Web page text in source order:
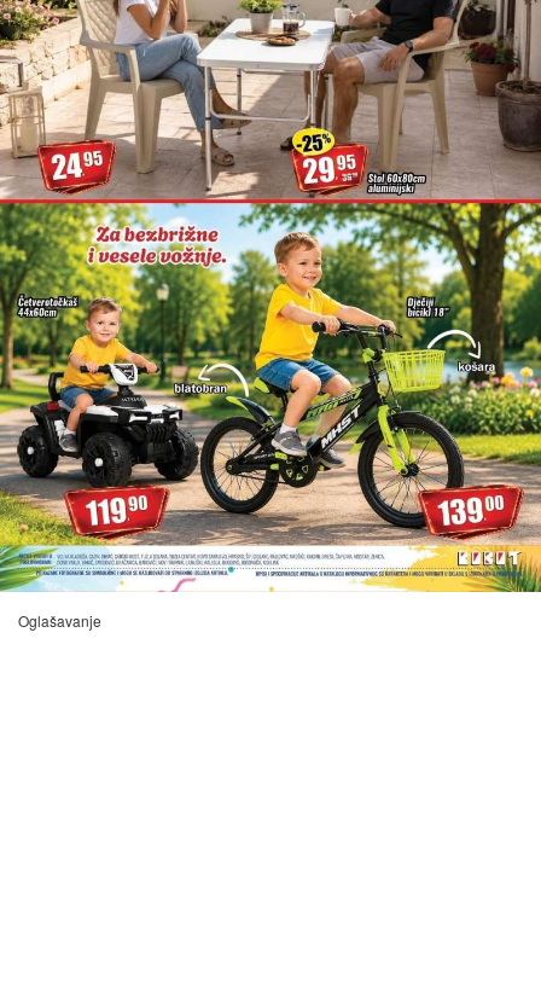
Oglašavanje